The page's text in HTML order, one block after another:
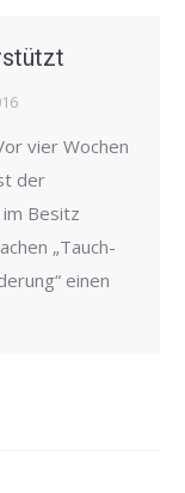
vier Wochen
der
im Besitz
„Tauch-
einen